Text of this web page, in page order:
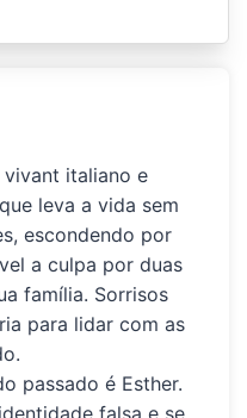
vivant italiano e
leva a vida sem
escondendo por
a culpa por duas
família. Sorrisos
para lidar com as
passado é Esther.